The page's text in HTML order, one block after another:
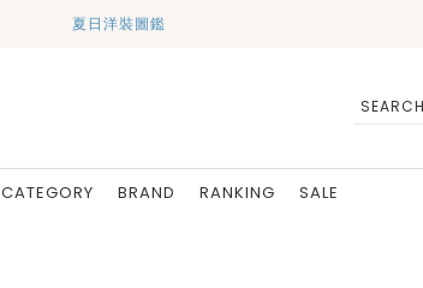
夏日洋裝圖鑑
CATEGORY BRAND RANKING
SALE